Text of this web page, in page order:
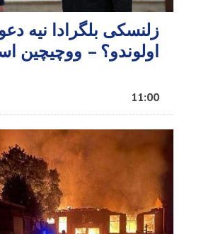
زلنسکی بلگرادا نیه
اولوندو؟ – ووچیچین
11:00